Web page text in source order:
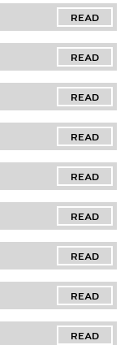
READ
READ
READ
READ
READ
READ
READ
READ
READ